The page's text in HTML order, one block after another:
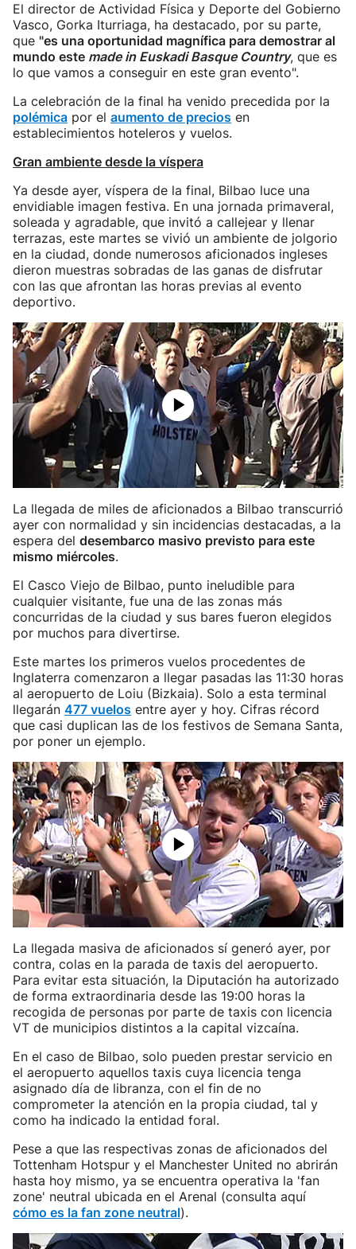
El director de Actividad Física y Deporte del Gobierno
Vasco, Gorka Iturriaga, ha destacado, por su parte,
que "es una oportunidad magnífica para demostrar al
mundo este made in Euskadi Basque Country, que es
lo que vamos a conseguir en este gran evento".
La celebración de la final ha venido precedida por la
polémica por el aumento de precios en
establecimientos hoteleros y vuelos.
Gran ambiente desde la víspera
Ya desde ayer, víspera de la final, Bilbao luce una
envidiable imagen festiva. En una jornada primaveral,
soleada y agradable, que invitó a callejear y llenar
terrazas, este martes se vivió un ambiente de jolgorio
en la ciudad, donde numerosos aficionados ingleses
dieron muestras sobradas de las ganas de disfrutar
con las que afrontan las horas previas al evento
deportivo.
La llegada de miles de aficionados a Bilbao transcurrió
ayer con normalidad y sin incidencias destacadas, a la
espera del desembarco masivo previsto para este
mismo miércoles.
El Casco Viejo de Bilbao, punto ineludible para
cualquier visitante, fue una de las zonas más
concurridas de la ciudad y sus bares fueron elegidos
por muchos para divertirse.
Este martes los primeros vuelos procedentes de
Inglaterra comenzaron a llegar pasadas las 11:30 horas
al aeropuerto de Loiu (Bizkaia). Solo a esta terminal
llegarán 477 vuelos entre ayer y hoy. Cifras récord
que casi duplican las de los festivos de Semana Santa,
por poner un ejemplo.
La llegada masiva de aficionados sí generó ayer, por
contra, colas en la parada de taxis del aeropuerto.
Para evitar esta situación, la Diputación ha autorizado
de forma extraordinaria desde las 19:00 horas la
recogida de personas por parte de taxis con licencia
VT de municipios distintos a la capital vizcaína.
En el caso de Bilbao, solo pueden prestar servicio en
el aeropuerto aquellos taxis cuya licencia tenga
asignado día de libranza, con el fin de no
comprometer la atención en la propia ciudad, tal y
como ha indicado la entidad foral.
Pese a que las respectivas zonas de aficionados del
Tottenham Hotspur y el Manchester United no abrirán
hasta hoy mismo, ya se encuentra operativa la 'fan
zone' neutral ubicada en el Arenal (consulta aquí
cómo es la fan zone neutral).